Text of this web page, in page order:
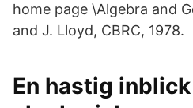
home page \Algebra and
and J. Lloyd, CBRC, 1978.
En hastig